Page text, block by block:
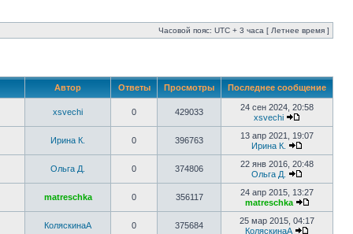
Часовой пояс: UTC + 3 часа [ Летнее время ]
Автор Ответы Просмотры Последнее сообщение
xsvechi 0 429033
24 сен 2024, 20:58
xsvechi
Ирина К. 0 396763
13 апр 2021, 19:07
Ирина К.
Ольга Д. 0 374806
22 янв 2016, 20:48
Ольга Д.
matreschka 0 356117
24 апр 2015, 13:27
matreschka
КоляскинаА 0 375684
25 мар 2015, 04:17
КоляскинаА